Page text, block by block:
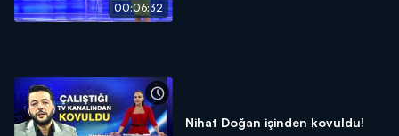
00:06:32
Nihat Doğan işinden kovuldu!